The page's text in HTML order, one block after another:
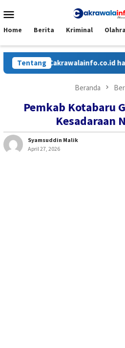
ke
Mobile
Home Berita Kriminal
Tentang
Cakrawalainfo.co.id hadir
Beranda
Pemkab Kotabaru
Kesadaraan
Syamsuddin Malik
April 27, 2026